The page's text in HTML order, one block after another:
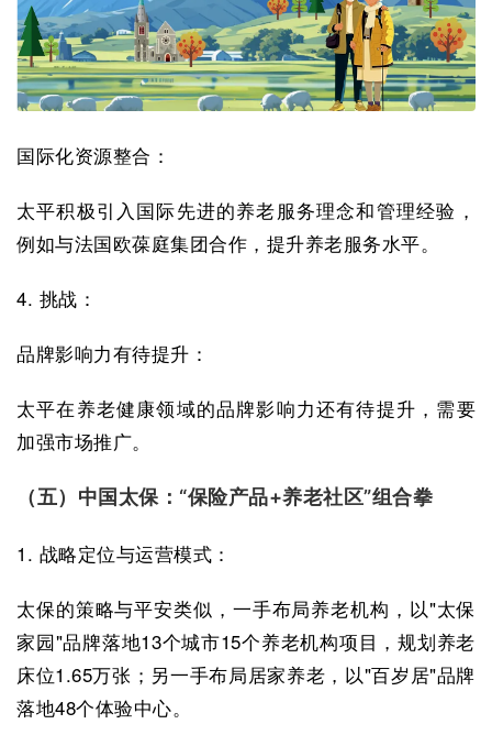
国际化资源整合：
太平积极引入国际先进的养老服务理念和管理经验，
例如与法国欧葆庭集团合作，提升养老服务水平。
4. 挑战：
品牌影响力有待提升：
太平在养老健康领域的品牌影响力还有待提升，需要
加强市场推广。
（五）中国太保：“保险产品+养老社区”组合拳
1. 战略定位与运营模式：
太保的策略与平安类似，一手布局养老机构，以"太保
家园"品牌落地13个城市15个养老机构项目，规划养老
床位1.65万张；另一手布局居家养老，以"百岁居"品牌
落地48个体验中心。